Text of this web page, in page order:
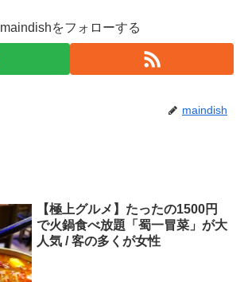
maindishをフォローする
maindish
【極上グルメ】たったの1500円
で火鍋食べ放題「蜀一冒菜」が大
人気 / 客の多くが女性